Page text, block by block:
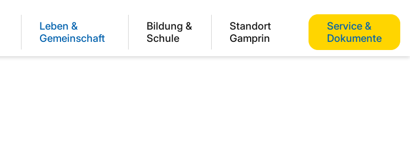
Leben &
Gemeinschaft
Bildung &
Schule
Standort
Gamprin
Service &
Dokumente